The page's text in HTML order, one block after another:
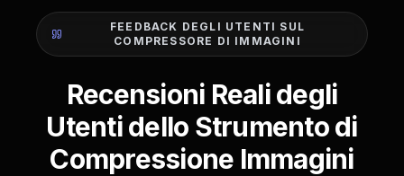
FEEDBACK DEGLI UTENTI SUL
COMPRESSORE DI IMMAGINI
Recensioni Reali degli
Utenti dello Strumento di
Compressione Immagini